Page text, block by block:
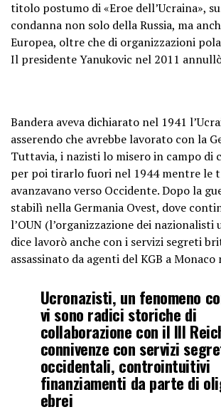
titolo postumo di «Eroe dell’Ucraina»,
condanna non solo della Russia, ma
Europea, oltre che di organizzazioni
Il presidente Yanukovic nel 2011
Bandera aveva dichiarato nel 1941
asserendo che avrebbe lavorato con la
Tuttavia, i nazisti lo misero in campo di
per poi tirarlo fuori nel 1944 mentre le
avanzavano verso Occidente. Dopo la
stabilì nella Germania Ovest, dove
l’OUN (l’organizzazione dei nazionalisti
dice lavorò anche con i servizi segreti
assassinato da agenti del KGB a Monaco
Ucronazisti, un fenomeno
vi sono radici storiche di
collaborazione con il III
connivenze con servizi
occidentali, controintuitivi
finanziamenti da parte di
ebrei